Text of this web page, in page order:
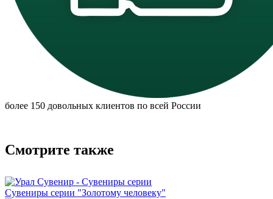
более 150 довольных клиентов по всей России
Смотрите также
Сувениры серии "Золотому человеку"